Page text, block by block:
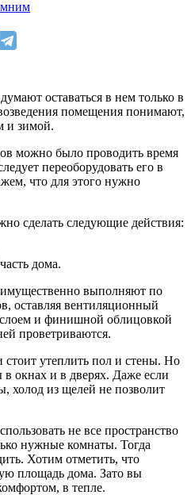
оставаться в нем только в
помещения понимают,
и зимой.
можно было проводить время
переоборудовать его в
что для этого нужно
сделать следующие действия:
дома.
выполняют по
оставляя вентиляционный
и финишной облицовкой
проветриваются.
утеплить пол и стены. Но
в окнах и в дверях. Даже если
холод из щелей не позволит
не все пространство
нужные комнаты. Тогда
Хотим отметить, что
площадь дома. Зато вы
в тепле.